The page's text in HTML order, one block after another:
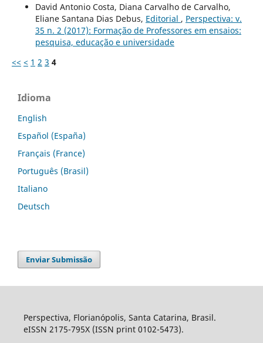
David Antonio Costa, Diana Carvalho de Carvalho,
Eliane Santana Dias Debus, Editorial , Perspectiva: v.
35 n. 2 (2017): Formação de Professores em ensaios:
pesquisa, educação e universidade
<< < 1 2 3 4
Idioma
English
Español (España)
Français (France)
Português (Brasil)
Italiano
Deutsch
Enviar Submissão
Perspectiva, Florianópolis, Santa Catarina, Brasil.
eISSN 2175-795X (ISSN print 0102-5473).